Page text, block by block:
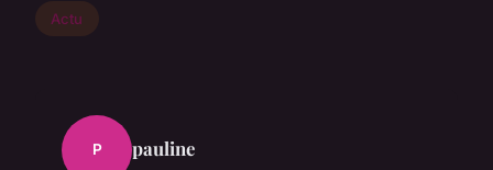
Actu
P pauline